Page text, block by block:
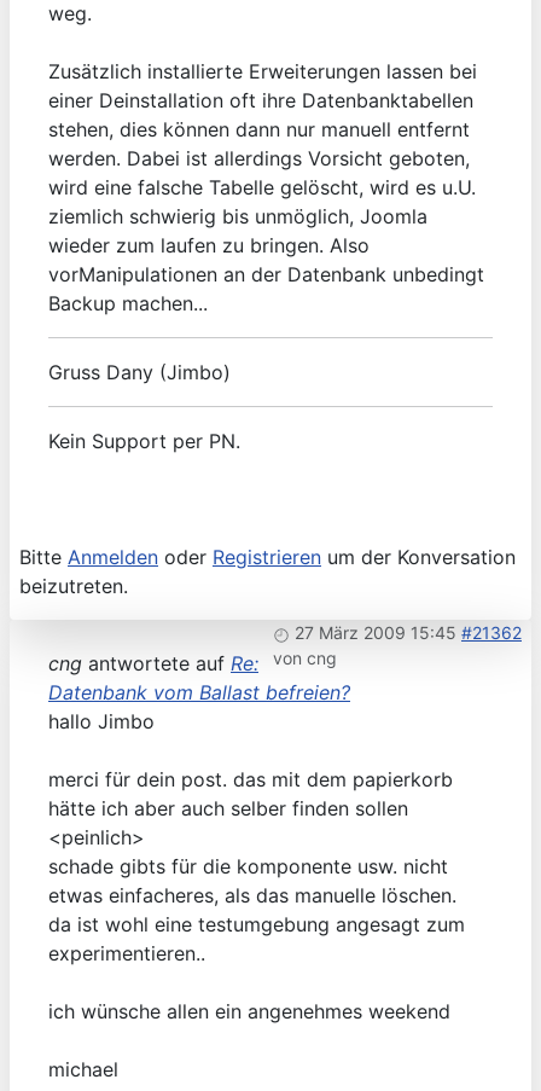
weg.
Zusätzlich installierte Erweiterungen lassen bei
einer Deinstallation oft ihre Datenbanktabellen
stehen, dies können dann nur manuell entfernt
werden. Dabei ist allerdings Vorsicht geboten,
wird eine falsche Tabelle gelöscht, wird es u.U.
ziemlich schwierig bis unmöglich, Joomla
wieder zum laufen zu bringen. Also
vorManipulationen an der Datenbank unbedingt
Backup machen...
Gruss Dany (Jimbo)
Kein Support per PN.
Bitte Anmelden oder Registrieren um der Konversation
beizutreten.
27 März 2009 15:45 #21362
von cng
cng antwortete auf Re:
Datenbank vom Ballast befreien?
hallo Jimbo
merci für dein post. das mit dem papierkorb
hätte ich aber auch selber finden sollen
<peinlich>
schade gibts für die komponente usw. nicht
etwas einfacheres, als das manuelle löschen.
da ist wohl eine testumgebung angesagt zum
experimentieren..
ich wünsche allen ein angenehmes weekend
michael